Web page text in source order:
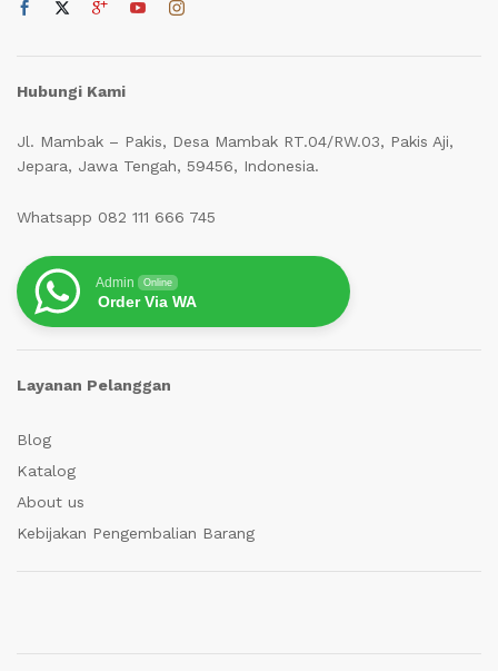
Hubungi Kami
Jl. Mambak – Pakis, Desa Mambak RT.04/RW.03, Pakis Aji,
Jepara, Jawa Tengah, 59456, Indonesia.
Whatsapp 082 111 666 745
Admin Online
Order Via WA
Layanan Pelanggan
Blog
Katalog
About us
Kebijakan Pengembalian Barang